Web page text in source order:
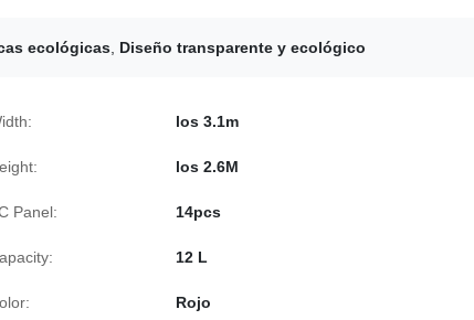
ecológicas Diseño transparente y ecológico
los 3.1m
los 2.6M
Panel: 14pcs
12 L
Rojo